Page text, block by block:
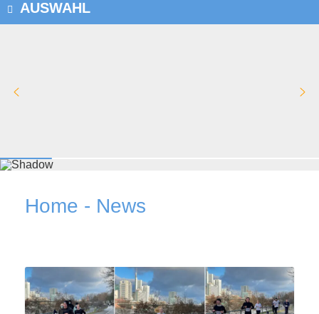
AUSWAHL
Home - News